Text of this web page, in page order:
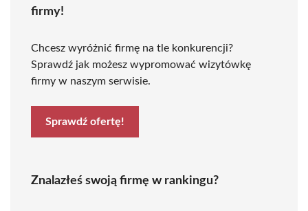
firmy!
Chcesz wyróżnić firmę na tle konkurencji?
Sprawdź jak możesz wypromować wizytówkę
firmy w naszym serwisie.
Sprawdź ofertę!
Znalazłeś swoją firmę w rankingu?